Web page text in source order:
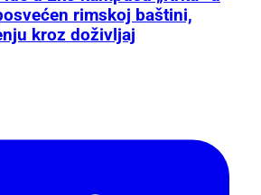
rimskoj baštini,
kroz doživljaj